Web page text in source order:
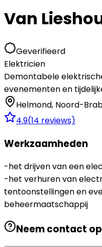
Van
Geverifieerd
Elektricien
Demontabele
evenementen en
Helmond, Noord-
4.9(14 reviews)
Werkzaamheden
-het drijven van een
-het verhuren van
tentoonstellingen en
beheermaatschappij
Neem contact op